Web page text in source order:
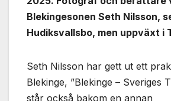
Blekingesonen Seth Nilsson,
Hudiksvallsbo, men uppväxt i
Seth Nilsson har gett ut ett
Blekinge, ”Blekinge – Sveriges
står också bakom en annan